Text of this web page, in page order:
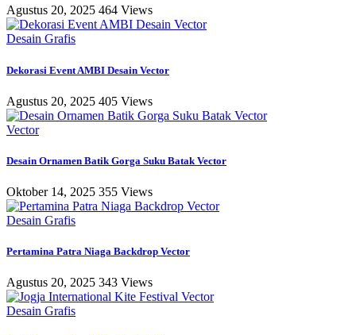
Agustus 20, 2025 464 Views
Desain Grafis
Dekorasi Event AMBI Desain Vector
Agustus 20, 2025 405 Views
Vector
Desain Ornamen Batik Gorga Suku Batak Vector
Oktober 14, 2025 355 Views
Desain Grafis
Pertamina Patra Niaga Backdrop Vector
Agustus 20, 2025 343 Views
Desain Grafis